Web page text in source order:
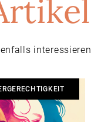
interessieren